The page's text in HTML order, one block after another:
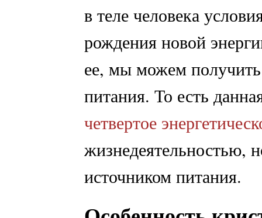
в теле человека
рождения новой
ее, мы можем
питания. То есть
четвертое
жизнедеятельностью,
источником питания.